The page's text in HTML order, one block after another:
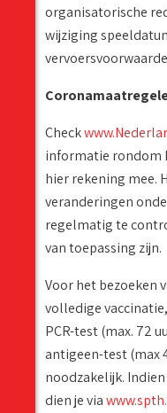
organisatorische
wijziging
Check
informatie rondom
hier rekening mee.
veranderingen
regelmatig te
van toepassing zijn.
Voor het bezoeken
volledige
PCR-test (max. 72
antigeen-test (max
noodzakelijk.
dien je via